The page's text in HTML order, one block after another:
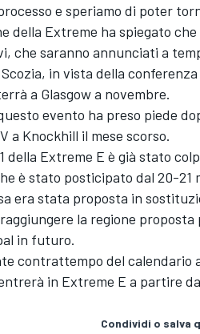
e speriamo di poter
della Extreme ha spiegato
che saranno annunciati a
in vista della
a Glasgow a novembre.
evento ha preso piede
a Knockhill il mese scorso.
della Extreme E è già stato
è stato posticipato dal 20-21
era stata proposta in
la regione proposta
in futuro.
contrattempo del calendario
in Extreme E a partire
Condividi o salva